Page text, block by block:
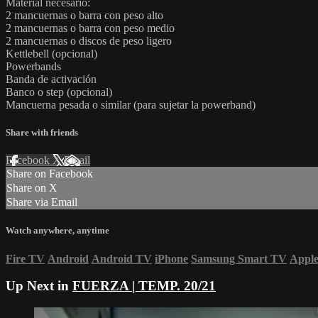
Material necesario:
2 mancuernas o barra con peso alto
2 mancuernas o barra con peso medio
2 mancuernas o discos de peso ligero
Kettlebell (opcional)
Powerbands
Banda de activación
Banco o step (opcional)
Mancuerna pesada o similar (para sujetar la powerband)
Share with friends
Facebook XEmail
Share on Facebook
Share on X
Share via Email
Watch anywhere, anytime
Fire TV Android Android TV iPhone Samsung Smart TV
Up Next in FUERZA | TEMP. 20/21